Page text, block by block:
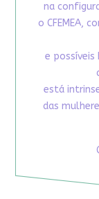
na
o CFEMEA,
e
está
das